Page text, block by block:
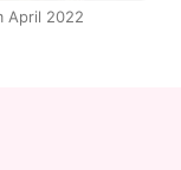
April 2022